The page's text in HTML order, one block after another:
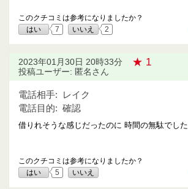
このクチコミは参考になりましたか？
はい
7 いいえ 2
2023年01月30日 20時33分 ★ 1
投稿ユーザー: 匿名さん
電話相手:
レイク
電話目的: 確認
借りれそうな感じだったのに 時間の無駄でした
このクチコミは参考になりましたか？
はい
5 いいえ